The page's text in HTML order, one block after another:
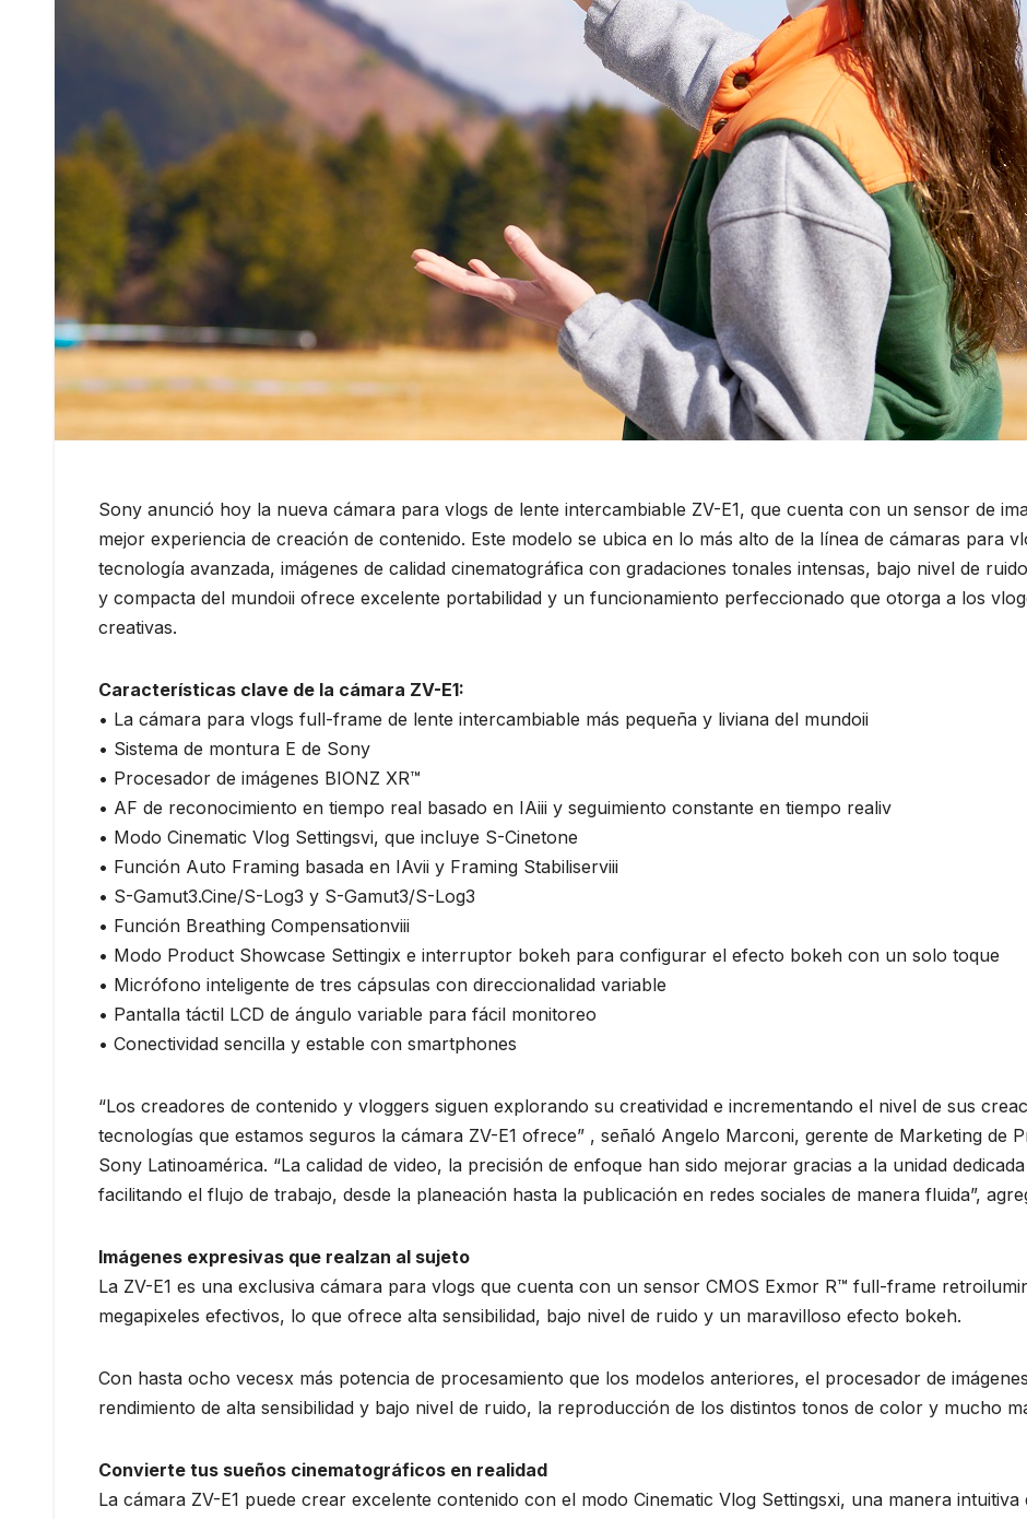
Sony anunció hoy la nueva cámara para vlogs de lente intercambiable ZV-E1, que cuenta con un sensor de
mejor experiencia de creación de contenido. Este modelo se ubica en lo más alto de la línea de cámaras para
tecnología avanzada, imágenes de calidad cinematográfica con gradaciones tonales intensas, bajo nivel de
y compacta del mundoii ofrece excelente portabilidad y un funcionamiento perfeccionado que otorga a los
creativas.
Características clave de la cámara ZV-E1:
• La cámara para vlogs full-frame de lente intercambiable más pequeña y liviana del mundoii
• Sistema de montura E de Sony
• Procesador de imágenes BIONZ XR™
• AF de reconocimiento en tiempo real basado en IAiii y seguimiento constante en tiempo realiv
• Modo Cinematic Vlog Settingsvi, que incluye S-Cinetone
• Función Auto Framing basada en IAvii y Framing Stabiliserviii
• S-Gamut3.Cine/S-Log3 y S-Gamut3/S-Log3
• Función Breathing Compensationviii
• Modo Product Showcase Settingix e interruptor bokeh para configurar el efecto bokeh con un solo toque
• Micrófono inteligente de tres cápsulas con direccionalidad variable
• Pantalla táctil LCD de ángulo variable para fácil monitoreo
• Conectividad sencilla y estable con smartphones
“Los creadores de contenido y vloggers siguen explorando su creatividad e incrementando el nivel de sus
tecnologías que estamos seguros la cámara ZV-E1 ofrece” , señaló Angelo Marconi, gerente de Marketing de
Sony Latinoamérica. “La calidad de video, la precisión de enfoque han sido mejorar gracias a la unidad
facilitando el flujo de trabajo, desde la planeación hasta la publicación en redes sociales de manera fluida”,
Imágenes expresivas que realzan al sujeto
La ZV-E1 es una exclusiva cámara para vlogs que cuenta con un sensor CMOS Exmor R™ full-frame
megapixeles efectivos, lo que ofrece alta sensibilidad, bajo nivel de ruido y un maravilloso efecto bokeh.
Con hasta ocho vecesx más potencia de procesamiento que los modelos anteriores, el procesador de
rendimiento de alta sensibilidad y bajo nivel de ruido, la reproducción de los distintos tonos de color y mucho
Convierte tus sueños cinematográficos en realidad
La cámara ZV-E1 puede crear excelente contenido con el modo Cinematic Vlog Settingsxi, una manera